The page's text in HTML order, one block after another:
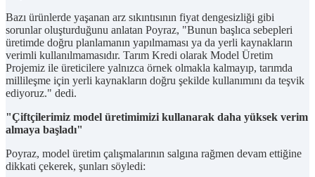
Bazı ürünlerde yaşanan arz sıkıntısının fiyat dengesizliği gibi
sorunlar oluşturduğunu anlatan Poyraz, "Bunun başlıca sebepleri
üretimde doğru planlamanın yapılmaması ya da yerli kaynakların
verimli kullanılmamasıdır. Tarım Kredi olarak Model Üretim
Projemiz ile üreticilere yalnızca örnek olmakla kalmayıp, tarımda
millileşme için yerli kaynakların doğru şekilde kullanımını da teşvik
ediyoruz." dedi.
"Çiftçilerimiz model üretimimizi kullanarak daha yüksek verim
almaya başladı"
Poyraz, model üretim çalışmalarının salgına rağmen devam ettiğine
dikkati çekerek, şunları söyledi: